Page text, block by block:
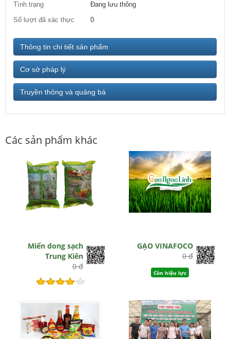
Tình trạng
Đang lưu thông
Số lượt đã xác thực
0
Thông tin chi tiết sản phẩm
Cơ sở pháp lý
Truyền thông và quảng bá
Các sản phẩm khác
Miến dong sạch
Trung Kiên
0 đ
GẠO VINAFOCO
0 đ
Còn hiệu lực